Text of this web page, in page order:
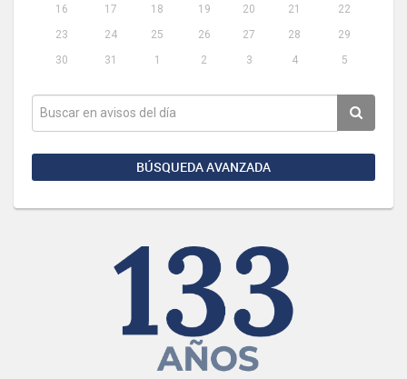
16
17 18 19 20 21
22
23
24 25 26 27 28
29
30
31 1 2 3 4 5
BÚSQUEDA AVANZADA